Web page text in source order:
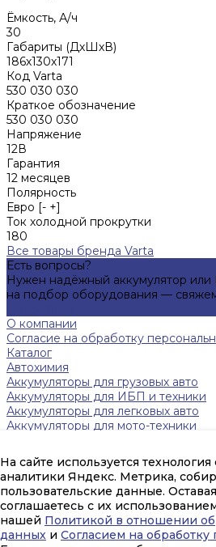
На сайте используется
аналитики Яндекс. Метрика,
пользовательские данные.
соглашаетесь с их
нашей Политикой в отношении
данных и Согласием на
Ёмкость, А/ч
30
Габариты (ДхШхВ)
186х130х171
Код Varta
530 030 030
Краткое обозначение
530 030 030
Напряжение
12В
Гарантия
12 месяцев
Полярность
Евро [- +]
Ток холодной прокрутки
180
Все товары бренда Varta
Есть вопросы?
Нужен надёжный аккумулятор или
на подбор оборудования —
О компании
Согласие на обработку
Каталог
Автохимия
Аккумуляторы для грузовых авто
Аккумуляторы для ИБП и техники
Аккумуляторы для легковых авто
Аккумуляторы для мото-техники
Инверторы
Источники бесперебойного
Тяговые аккумуляторы FAAM
Помощь
Оплата и гарантия
Доставка
mail@amperpeterburg.ru